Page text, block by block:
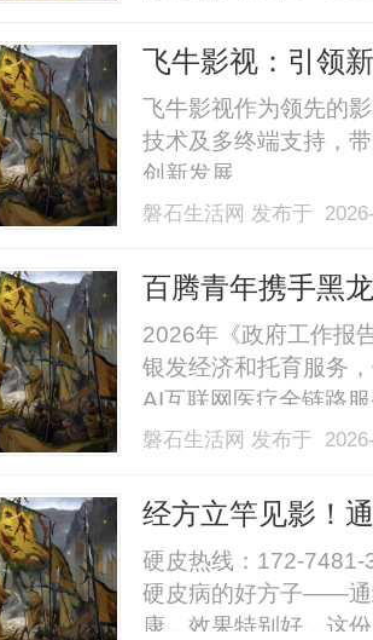
飞牛影视：引领
飞牛影视作为领先的
技术及多终端支持，
创新发展。......
磐石生活网 发布于
百腾青年携手黑
国标杆, 以 AI 赋
2026年《政府工作报
银发经济和托育服务
AI互联网医疗全链路
称“百腾青年”）深度
略合作，共同探索“互
磐石生活网 发布于
经方立竿见影！
实案例见证
硬皮热线：172-7481-
硬皮病的好方子——通
康，效果特别好，这